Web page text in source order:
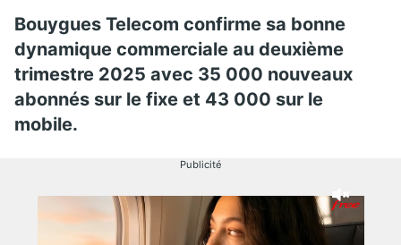
Bouygues Telecom confirme sa bonne
dynamique commerciale au deuxième
trimestre 2025 avec 35 000 nouveaux
abonnés sur le fixe et 43 000 sur le
mobile.
Publicité